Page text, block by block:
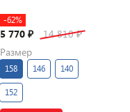
-62%
5 770 ₽ 14 810₽
Размер
158 146 140
152